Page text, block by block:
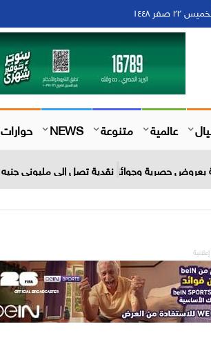
عالمية متنوعة NEWS حوارات